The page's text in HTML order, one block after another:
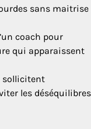
sans maitrise
coach pour
qui apparaissent
sollicitent
les déséquilibres